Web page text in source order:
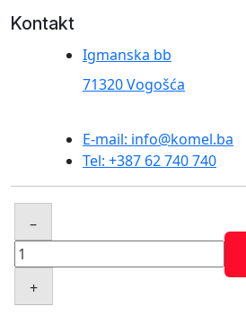
–
Vezica
za
kabal
+
Kontakt
Igmanska bb
71320 Vogošća
E-mail: info@komel.ba
Tel: +387 62 740 740